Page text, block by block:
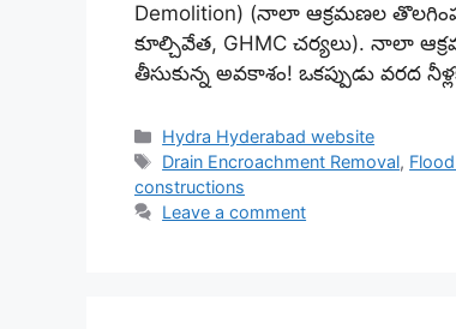
Demolition) (నాలా ఆక్రమణల
కూల్చివేత, GHMC చర్యలు). నాలా
తీసుకున్న అవకాశం! ఒకప్పుడు వరద
Categories
Hydra Hyderabad website
Tags
Drain Encroachment Removal,
constructions
Leave a comment